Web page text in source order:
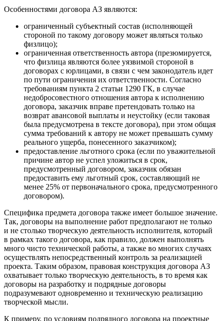
Особенностями договора АЗ являются:
ограниченный субъектный состав (исполняющей
стороной по такому договору может являться только
физлицо);
ограниченная ответственность автора (презюмируется,
что физлица являются более уязвимой стороной в
договорах с юрлицами, в связи с чем законодатель идет
по пути ограничения их ответственности. Согласно
требованиям пункта 2 статьи 1290 ГК, в случае
недобросовестного отношения автора к исполнению
договора, заказчик вправе претендовать только на
возврат авансовой выплаты и неустойку (если таковая
была предусмотрена в тексте договора), при этом общая
сумма требований к автору не может превышать сумму
реального ущерба, понесенного заказчиком);
предоставление льготного срока (если по уважительной
причине автор не успел уложиться в срок,
предусмотренный договором, заказчик обязан
предоставить ему льготный срок, составляющий не
менее 25% от первоначального срока, предусмотренного
договором).
Специфика предмета договора также имеет большое значение.
Так, договоры на выполнение работ предполагают не только
и не столько творческую деятельность исполнителя, который
в рамках такого договора, как правило, должен выполнять
много чисто технической работы, а также во многих случаях
осуществлять непосредственный контроль за реализацией
проекта. Таким образом, правовая конструкция договора АЗ
охватывает только творческую деятельность, в то время как
договоры на разработку и подрядные договоры
подразумевают одновременно и техническую реализацию
творческой мысли.
К примеру, по условиям подрядного договора на проектные